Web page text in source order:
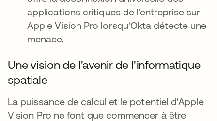
applications critiques de l'entreprise sur
Apple Vision Pro lorsqu'Okta détecte une
menace.
Une vision de l'avenir de l'informatique
spatiale
La puissance de calcul et le potentiel d'Apple
Vision Pro ne font que commencer à être